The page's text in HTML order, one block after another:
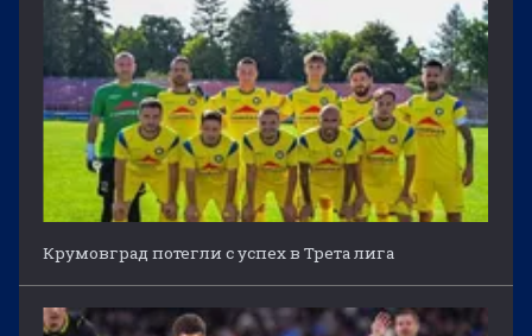
Крумовград потегли с успех в Трета лига